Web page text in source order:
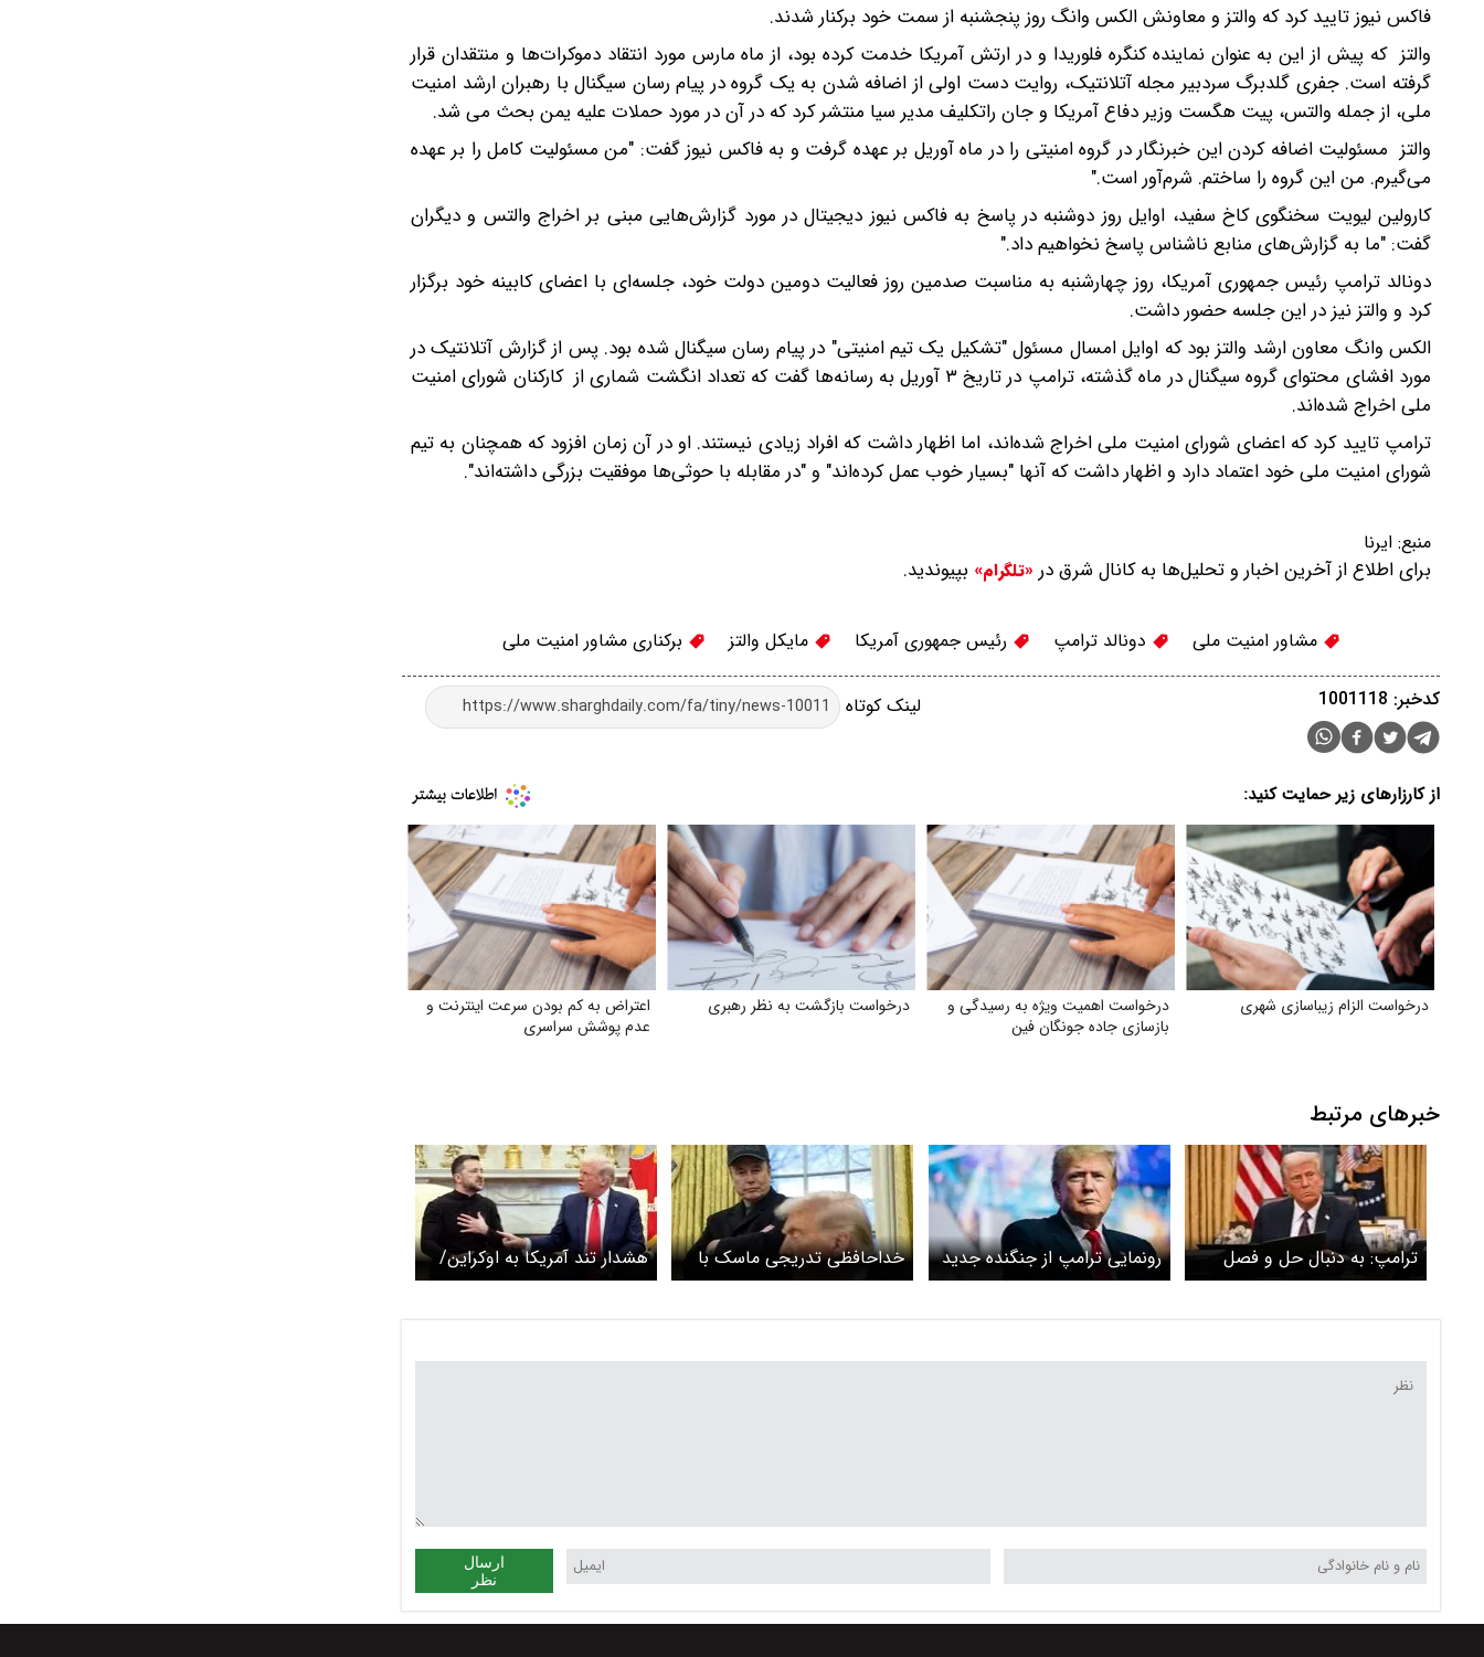
فاکس نیوز تایید کرد که والتز و معاونش الکس وانگ روز پنجشنبه از سمت خود برکنار شدند.
والتز که پیش از این به عنوان نماینده کنگره فلوریدا و در ارتش آمریکا خدمت کرده بود، از ماه مارس مورد انتقاد دموکرات‌ها و منتقدان قرار
گرفته است. جفری گلدبرگ سردبیر مجله آتلانتیک، روایت دست اولی از اضافه شدن به یک گروه در پیام رسان سیگنال با رهبران ارشد امنیت
ملی، از جمله والتس، پیت هگست وزیر دفاع آمریکا و جان راتکلیف مدیر سیا منتشر کرد که در آن در مورد حملات علیه یمن بحث می شد.
والتز مسئولیت اضافه کردن این خبرنگار در گروه امنیتی را در ماه آوریل بر عهده گرفت و به فاکس نیوز گفت: "من مسئولیت کامل را بر عهده
می‌گیرم. من این گروه را ساختم. شرم‌آور است."
کارولین لیویت سخنگوی کاخ سفید، اوایل روز دوشنبه در پاسخ به فاکس نیوز دیجیتال در مورد گزارش‌هایی مبنی بر اخراج والتس و دیگران
گفت: "ما به گزارش‌های منابع ناشناس پاسخ نخواهیم داد."
دونالد ترامپ رئیس جمهوری آمریکا، روز چهارشنبه به مناسبت صدمین روز فعالیت دومین دولت خود، جلسه‌ای با اعضای کابینه خود برگزار
کرد و والتز نیز در این جلسه حضور داشت.
الکس وانگ معاون ارشد والتز بود که اوایل امسال مسئول "تشکیل یک تیم امنیتی" در پیام رسان سیگنال شده بود. پس از گزارش آتلانتیک در
مورد افشای محتوای گروه سیگنال در ماه گذشته، ترامپ در تاریخ ۳ آوریل به رسانه‌ها گفت که تعداد انگشت شماری از کارکنان شورای امنیت
ملی اخراج شده‌اند.
ترامپ تایید کرد که اعضای شورای امنیت ملی اخراج شده‌اند، اما اظهار داشت که افراد زیادی نیستند. او در آن زمان افزود که همچنان به تیم
شورای امنیت ملی خود اعتماد دارد و اظهار داشت که آنها "بسیار خوب عمل کرده‌اند" و "در مقابله با حوثی‌ها موفقیت بزرگی داشته‌اند".
منبع: ایرنا
برای اطلاع از آخرین اخبار و تحلیل‌ها به کانال شرق در «تلگرام» بپیوندید.
مشاور امنیت ملی دونالد ترامپ رئیس جمهوری آمریکا مایکل والتز برکناری مشاور امنیت ملی
لینک کوتاه کدخبر: 1001118
از کارزارهای زیر حمایت کنید:
درخواست الزام زیبا‌سازی شهری
درخواست اهمیت ویژه به رسیدگی و
بازسازی جاده جونگان فین
درخواست بازگشت به نظر رهبری
اعتراض به کم بودن سرعت اینترنت و
عدم پوشش سراسری
خبرهای مرتبط
ترامپ: به دنبال حل و فصل
مسائل با ایران هستم
رونمایی ترامپ از جنگنده جدید
خداحافظی تدریجی ماسک با
دولت ترامپ
هشدار تند آمریکا به اوکراین/
ترامپ: اوکراین به‌زودی درهم‌
ارسال
نظر